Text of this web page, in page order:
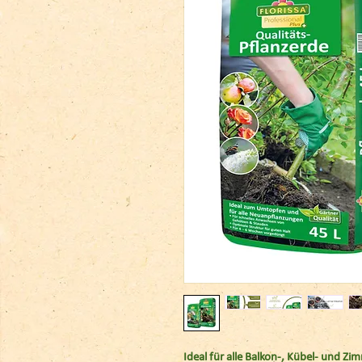
Ideal für alle Balkon-, Kübel- und